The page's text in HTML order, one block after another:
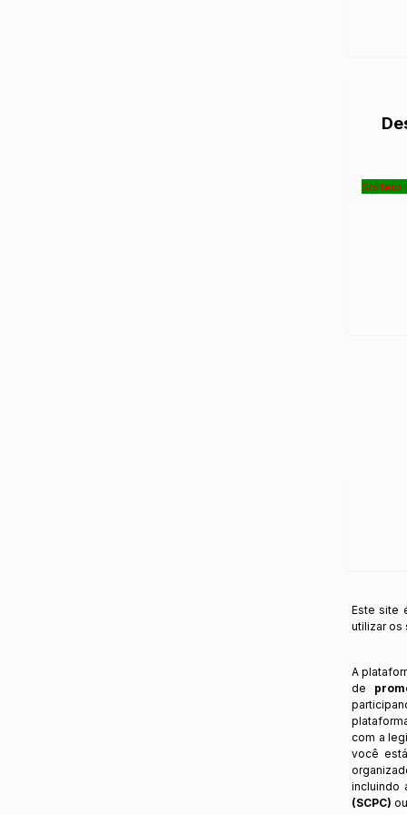
Sorteio
Este site
utilizar os
A
de
com a
você
incluindo
(SCPC)